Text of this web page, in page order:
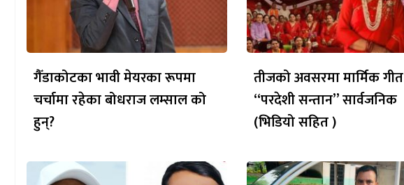
गैँडाकोटका भावी मेयरका रूपमा
चर्चामा रहेका बोधराज लम्साल को
हुन्?
तीजको अवसरमा मार्मिक गीत
“परदेशी सन्तान” सार्वजनिक
(भिडियो सहित )